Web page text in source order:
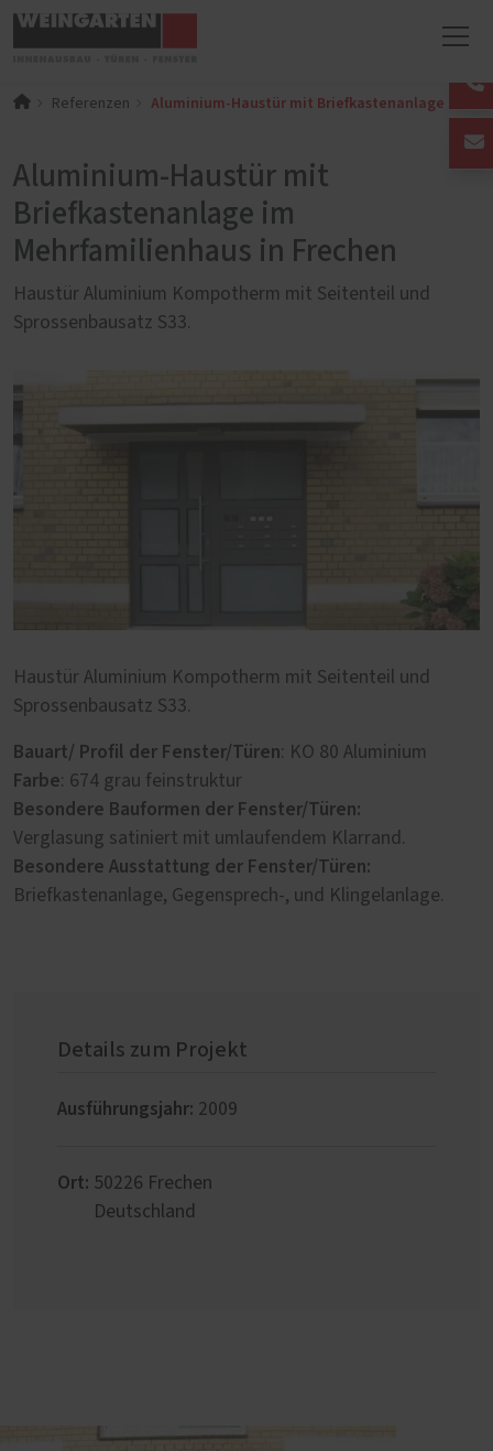
Referenzen Aluminium-Haustür mit Briefkastenanlage im
Aluminium-Haustür mit
Briefkastenanlage im
Mehrfamilienhaus in Frechen
Haustür Aluminium Kompotherm mit Seitenteil und
Sprossenbausatz S33.
Haustür Aluminium Kompotherm mit Seitenteil und
Sprossenbausatz S33.
Bauart/ Profil der Fenster/Türen: KO 80 Aluminium
Farbe: 674 grau feinstruktur
Besondere Bauformen der Fenster/Türen:
Verglasung satiniert mit umlaufendem Klarrand.
Besondere Ausstattung der Fenster/Türen:
Briefkastenanlage, Gegensprech-, und Klingelanlage.
Details zum Projekt
Ausführungsjahr: 2009
Ort: 50226 Frechen
Deutschland